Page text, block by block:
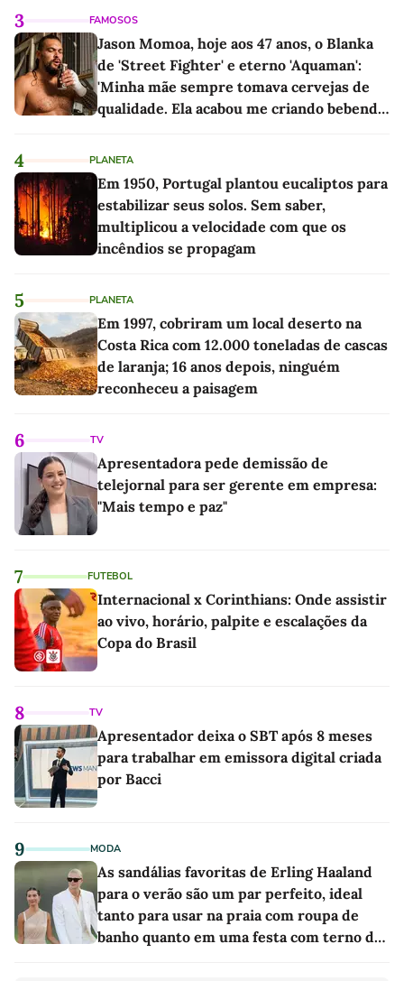
3 FAMOSOS
Jason Momoa, hoje aos 47 anos, o Blanka
de 'Street Fighter' e eterno 'Aquaman':
'Minha mãe sempre tomava cervejas de
qualidade. Ela acabou me criando bebendo
4 PLANETA
Em 1950, Portugal plantou eucaliptos para
estabilizar seus solos. Sem saber,
multiplicou a velocidade com que os
incêndios se propagam
5 PLANETA
Em 1997, cobriram um local deserto na
Costa Rica com 12.000 toneladas de cascas
de laranja; 16 anos depois, ninguém
reconheceu a paisagem
6 TV
Apresentadora pede demissão de
telejornal para ser gerente em empresa:
"Mais tempo e paz"
7 FUTEBOL
Internacional x Corinthians: Onde assistir
ao vivo, horário, palpite e escalações da
Copa do Brasil
8 TV
Apresentador deixa o SBT após 8 meses
para trabalhar em emissora digital criada
por Bacci
9 MODA
As sandálias favoritas de Erling Haaland
para o verão são um par perfeito, ideal
tanto para usar na praia com roupa de
banho quanto em uma festa com terno de